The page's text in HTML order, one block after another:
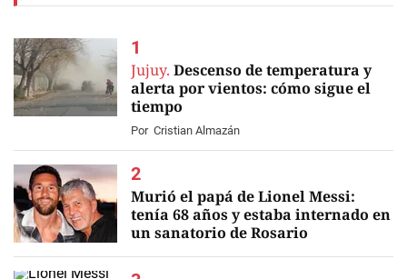
Jujuy. Descenso de temperatura y
alerta por vientos: cómo sigue el
tiempo
Por Cristian Almazán
EN VIVO
Murió el papá de Lionel Messi:
tenía 68 años y estaba internado en
un sanatorio de Rosario